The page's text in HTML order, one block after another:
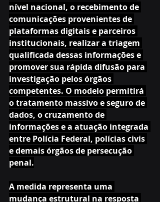
nível nacional, o recebimento de
comunicações provenientes de
plataformas digitais e parceiros
institucionais, realizar a triagem
qualificada dessas informações e
promover sua rápida difusão para
investigação pelos órgãos
competentes. O modelo permitirá
o tratamento massivo e seguro de
dados, o cruzamento de
informações e a atuação integrada
entre Polícia Federal, polícias civis
e demais órgãos de persecução
penal.
A medida representa uma
mudança estrutural na resposta